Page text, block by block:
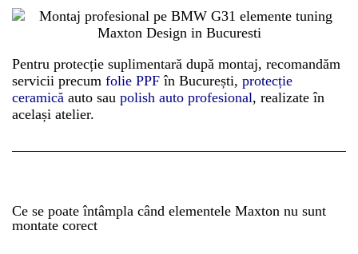
Pentru protecție suplimentară după montaj, recomandăm
servicii precum folie PPF în București, protecție
ceramică auto sau polish auto profesional, realizate în
același atelier.
Ce se poate întâmpla când elementele Maxton nu sunt
montate corect